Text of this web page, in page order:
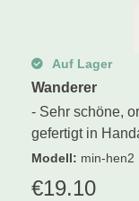
Auf Lager
Wanderer
- Sehr schöne,
gefertigt in
Modell: min-hen2
€19.10